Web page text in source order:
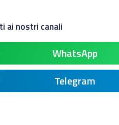
ai nostri canali
WhatsApp
Telegram